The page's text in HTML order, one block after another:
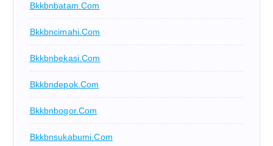
Bkkbnbatam.com
Bkkbncimahi.com
Bkkbnbekasi.com
Bkkbndepok.com
Bkkbnbogor.com
Bkkbnsukabumi.com